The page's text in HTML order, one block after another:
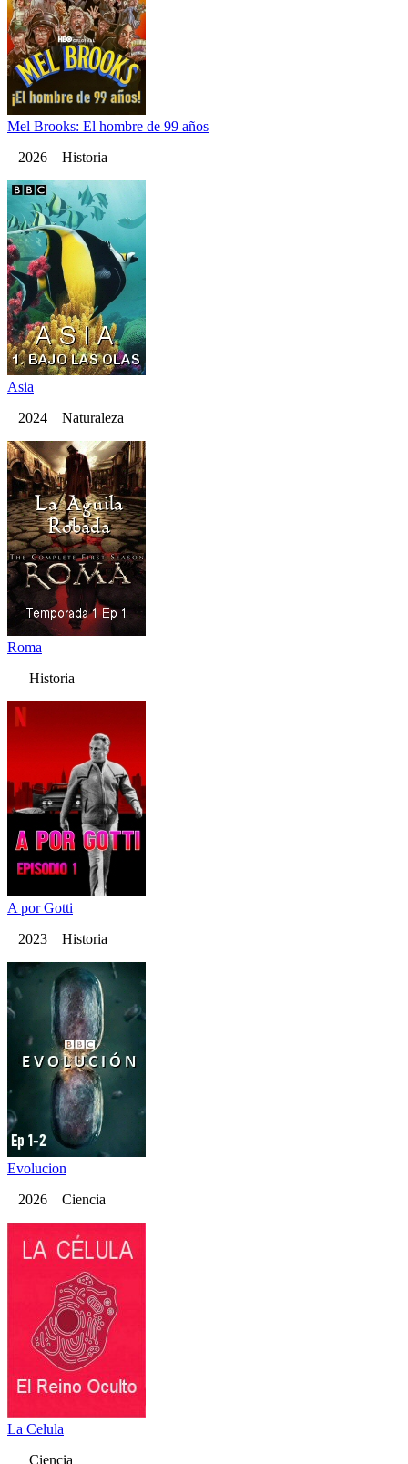
Mel Brooks: El hombre de 99 años
2026 Historia
Asia
2024 Naturaleza
Roma
Historia
A por Gotti
2023 Historia
Evolucion
2026 Ciencia
La Celula
Ciencia